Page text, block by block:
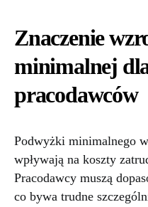
Znaczenie
minimalnej
pracodawców
Podwyżki minimalnego
wpływają na koszty
Pracodawcy muszą
co bywa trudne